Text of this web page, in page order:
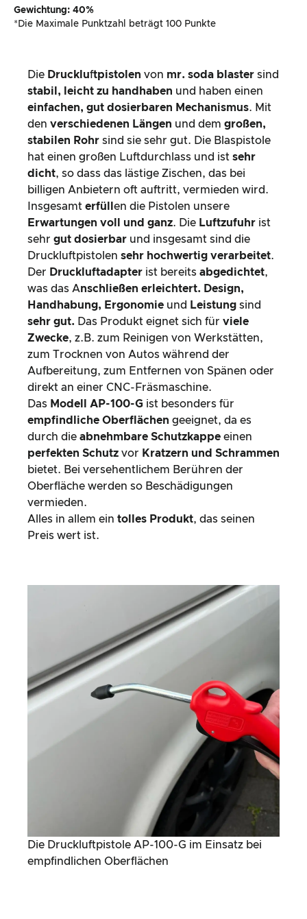
Gewichtung: 40%
*Die Maximale Punktzahl beträgt 100 Punkte
Die Druckluftpistolen von mr. soda blaster sind
stabil, leicht zu handhaben und haben einen
einfachen, gut dosierbaren Mechanismus. Mit
den verschiedenen Längen und dem großen,
stabilen Rohr sind sie sehr gut. Die Blaspistole
hat einen großen Luftdurchlass und ist sehr
dicht, so dass das lästige Zischen, das bei
billigen Anbietern oft auftritt, vermieden wird.
Insgesamt erfüll en die Pistolen unsere
Erwartungen voll und ganz. Die Luftzufuhr ist
sehr gut dosierbar und insgesamt sind die
Druckluftpistolen sehr hochwertig verarbeitet.
Der Druckluftadapter ist bereits abgedichtet,
was das Anschließen erleichtert. Design,
Handhabung, Ergonomie und Leistung sind
sehr gut. Das Produkt eignet sich für viele
Zwecke, z.B. zum Reinigen von Werkstätten,
zum Trocknen von Autos während der
Aufbereitung, zum Entfernen von Spänen oder
direkt an einer CNC-Fräsmaschine.
Das Modell AP-100-G ist besonders für
empfindliche Oberflächen geeignet, da es
durch die abnehmbare Schutzkappe einen
perfekten Schutz vor Kratzern und Schrammen
bietet. Bei versehentlichem Berühren der
Oberfläche werden so Beschädigungen
vermieden.
Alles in allem ein tolles Produkt, das seinen
Preis wert ist.
Die Druckluftpistole AP-100-G im Einsatz bei
empfindlichen Oberflächen